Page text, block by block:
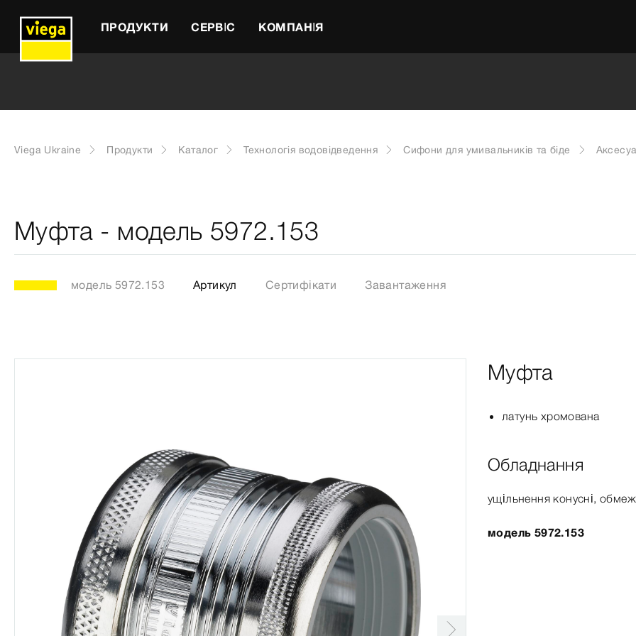
ПРОДУКТИ СЕРВІС КОМПАНІЯ
Viega Ukraine Продукти Каталог Технологія водовідведення Сифони для умивальників та біде
Муфта - модель 5972.153
модель 5972.153 Артикул Сертифікати Завантаження
Муфта
латунь хромована
Обладнання
ущільнення конусні,
модель 5972.153